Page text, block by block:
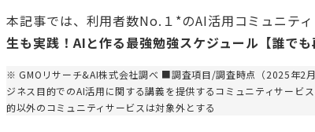
本記事では、利用者数No.１*のAI活用コミュニテ
生も実践！AIと作る最強勉強スケジュール【誰でも
※ GMOリサーチ&AI株式会社調べ ■調査項目/調査時点（2025年2
ジネス目的でのAI活用に関する講義を提供するコミュニティサービ
的以外のコミュニティサービスは対象外とする